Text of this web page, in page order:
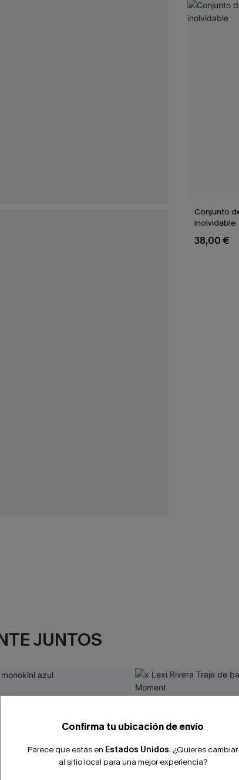
Conjunto
inolvidable
38,00 €
JUNTOS
Confirma tu ubicación de envío
Parece que estás en Estados Unidos. ¿Quieres cambiar
al sitio local para una mejor experiencia?
-10% extra